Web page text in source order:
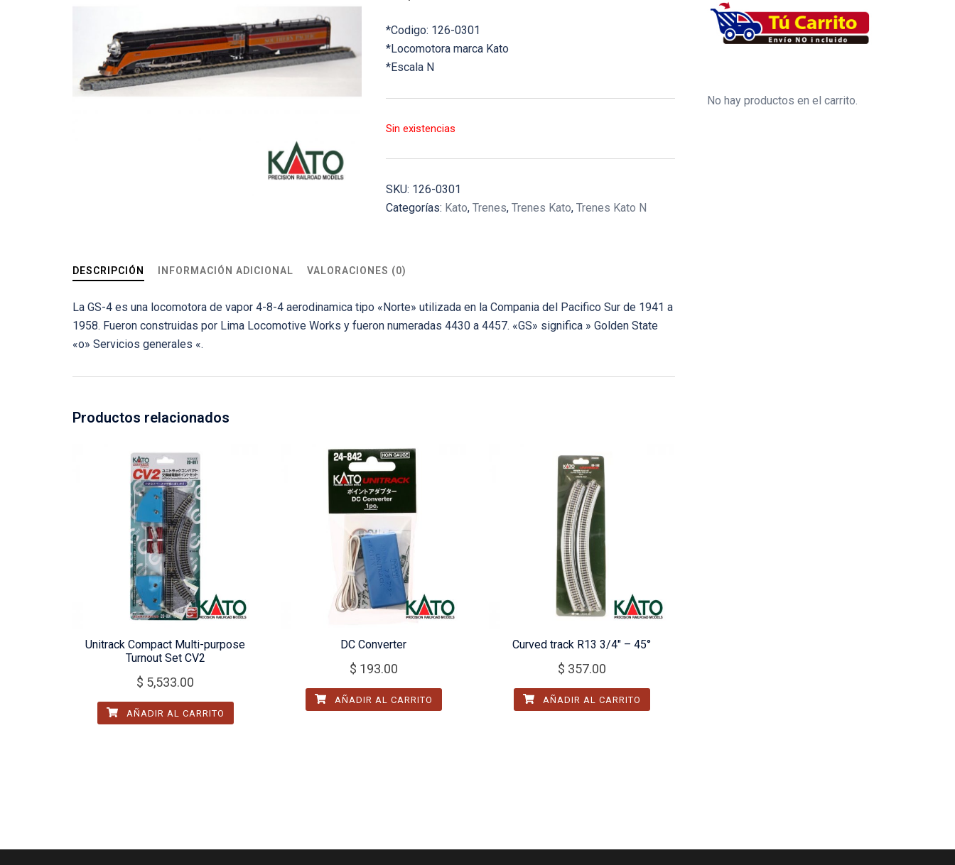
*Codigo: 126-0301
*Locomotora marca Kato
*Escala N
Sin existencias
SKU: 126-0301
Categorías: Kato, Trenes, Trenes Kato, Trenes Kato N
DESCRIPCIÓN INFORMACIÓN ADICIONAL VALORACIONES (0)
La GS-4 es una locomotora de vapor 4-8-4 aerodinamica tipo «Norte» utilizada en la Compania del Pacifico Sur de 1941 a
1958. Fueron construidas por Lima Locomotive Works y fueron numeradas 4430 a 4457. «GS» significa » Golden State
«o» Servicios generales «.
Productos relacionados
Unitrack Compact Multi-purpose
Turnout Set CV2
$ 5,533.00
AÑADIR AL CARRITO
DC Converter
$ 193.00
AÑADIR AL CARRITO
Curved track R13 3/4″ – 45°
$ 357.00
AÑADIR AL CARRITO
No hay productos en el carrito.